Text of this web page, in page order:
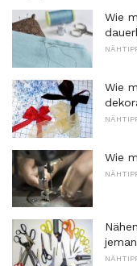
Wie
Wie
Wie